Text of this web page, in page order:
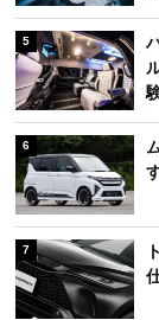
5
6
7